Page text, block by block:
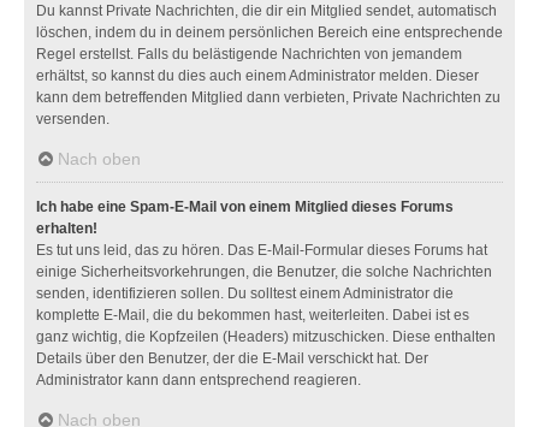
Du kannst Private Nachrichten, die dir ein Mitglied sendet, automatisch
löschen, indem du in deinem persönlichen Bereich eine entsprechende
Regel erstellst. Falls du belästigende Nachrichten von jemandem
erhältst, so kannst du dies auch einem Administrator melden. Dieser
kann dem betreffenden Mitglied dann verbieten, Private Nachrichten zu
versenden.
Nach oben
Ich habe eine Spam-E-Mail von einem Mitglied dieses Forums
erhalten!
Es tut uns leid, das zu hören. Das E-Mail-Formular dieses Forums hat
einige Sicherheitsvorkehrungen, die Benutzer, die solche Nachrichten
senden, identifizieren sollen. Du solltest einem Administrator die
komplette E-Mail, die du bekommen hast, weiterleiten. Dabei ist es
ganz wichtig, die Kopfzeilen (Headers) mitzuschicken. Diese enthalten
Details über den Benutzer, der die E-Mail verschickt hat. Der
Administrator kann dann entsprechend reagieren.
Nach oben